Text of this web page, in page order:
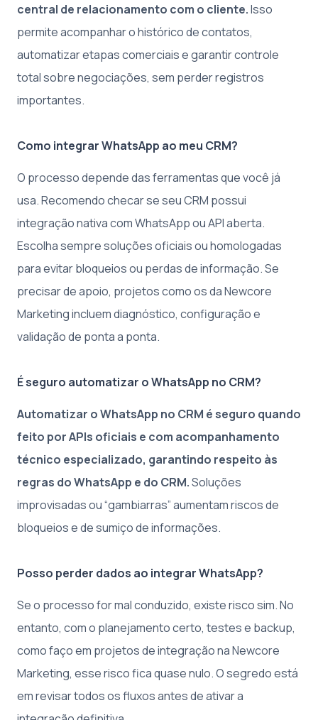
central de relacionamento com o cliente.Isso
permite acompanhar o histórico de contatos,
automatizar etapas comerciais e garantir controle
total sobre negociações, sem perder registros
importantes.
Como integrar WhatsApp ao meu CRM?
O processo depende das ferramentas que você já
usa. Recomendo checar se seu CRM possui
integração nativa com WhatsApp ou API aberta.
Escolha sempre soluções oficiais ou homologadas
para evitar bloqueios ou perdas de informação. Se
precisar de apoio, projetos como os da Newcore
Marketing incluem diagnóstico, configuração e
validação de ponta a ponta.
É seguro automatizar o WhatsApp no CRM?
Automatizar o WhatsApp no CRM é seguro quando
feito por APIs oficiais e com acompanhamento
técnico especializado, garantindo respeito às
regras do WhatsApp e do CRM.Soluções
improvisadas ou “gambiarras” aumentam riscos de
bloqueios e de sumiço de informações.
Posso perder dados ao integrar WhatsApp?
Se o processo for mal conduzido, existe risco sim. No
entanto, com o planejamento certo, testes e backup,
como faço em projetos de integração na Newcore
Marketing, esse risco fica quase nulo. O segredo está
em revisar todos os fluxos antes de ativar a